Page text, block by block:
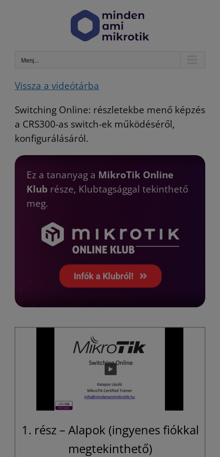
Menj...
Vissza a videótárba
Switching Online: részletekbe menő képzés
a CRS300-as switch-ek működéséről,
konfigurálásáról.
Ez a tananyag a MikroTik Online
Klub része, Klubtagsággal tekinthető
meg.
Infók a Klubról!
1. rész – Alapok (ingyenes fiókkal
megtekinthető)